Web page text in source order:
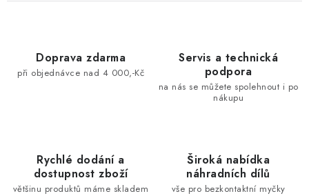
Doprava zdarma
při objednávce nad 4 000,-Kč
Servis a technická
podpora
na nás se můžete spolehnout i po
nákupu
Rychlé dodání a
dostupnost zboží
většinu produktů máme skladem
Široká nabídka
náhradních dílů
vše pro bezkontaktní myčky